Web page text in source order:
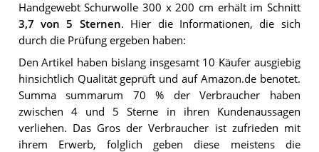
Handgewebt Schurwolle 300 x 200 cm erhält im Schnitt
3,7 von 5 Sternen. Hier die Informationen, die sich
durch die Prüfung ergeben haben:
Den Artikel haben bislang insgesamt 10 Käufer ausgiebig
hinsichtlich Qualität geprüft und auf Amazon.de benotet.
Summa summarum 70 % der Verbraucher haben
zwischen 4 und 5 Sterne in ihren Kundenaussagen
verliehen. Das Gros der Verbraucher ist zufrieden mit
ihrem Erwerb, folglich geben diese meistens die